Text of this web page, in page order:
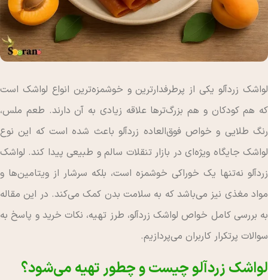
لواشک زردآلو یکی از پرطرفدارترین و خوشمزه‌ترین انواع لواشک است
که هم کودکان و هم بزرگ‌ترها علاقه زیادی به آن دارند. طعم ملس،
رنگ طلایی و خواص فوق‌العاده زردآلو باعث شده است که این نوع
لواشک جایگاه ویژه‌ای در بازار تنقلات سالم و طبیعی پیدا کند. لواشک
زردآلو نه‌تنها یک خوراکی خوشمزه است، بلکه سرشار از ویتامین‌ها و
مواد مغذی نیز می‌باشد که به سلامت بدن کمک می‌کند. در این مقاله
به بررسی کامل خواص لواشک زردآلو، طرز تهیه، نکات خرید و پاسخ به
سوالات پرتکرار کاربران می‌پردازیم.
لواشک زردآلو چیست و چطور تهیه می‌شود؟